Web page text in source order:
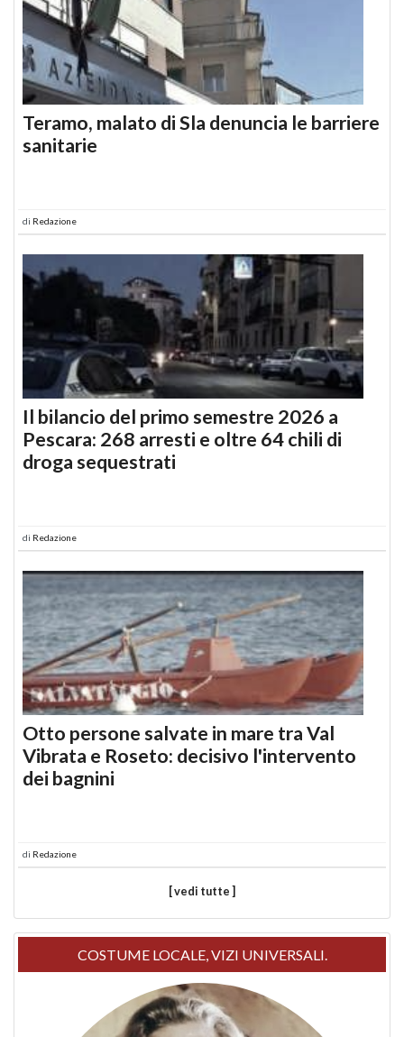
Teramo, malato di Sla denuncia le barriere
sanitarie
di Redazione
Il bilancio del primo semestre 2026 a
Pescara: 268 arresti e oltre 64 chili di
droga sequestrati
di Redazione
Otto persone salvate in mare tra Val
Vibrata e Roseto: decisivo l'intervento
dei bagnini
di Redazione
[ vedi tutte ]
COSTUME LOCALE, VIZI UNIVERSALI.